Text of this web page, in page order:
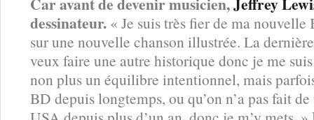
dessinateur. « Je suis très fier de ma nouvelle
sur une nouvelle chanson illustrée. La
veux faire une autre historique donc je me
non plus un équilibre intentionnel, mais
BD depuis longtemps, ou qu’on n’a pas fait